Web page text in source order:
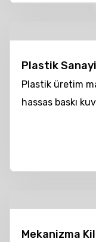
Plastik Sanayi
Plastik üretim
hassas baskı
Mekanizma